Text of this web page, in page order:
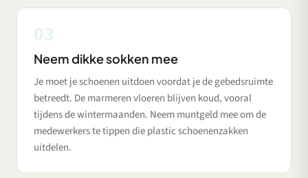
Neem dikke sokken mee
Je moet je schoenen uitdoen voordat je de gebedsruimte
betreedt. De marmeren vloeren blijven koud, vooral
tijdens de wintermaanden. Neem muntgeld mee om de
medewerkers te tippen die plastic schoenenzakken
uitdelen.